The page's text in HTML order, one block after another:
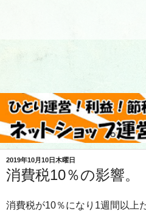
2019年10月10日木曜日
消費税10％の影響。
消費税が10％になり1週間以上